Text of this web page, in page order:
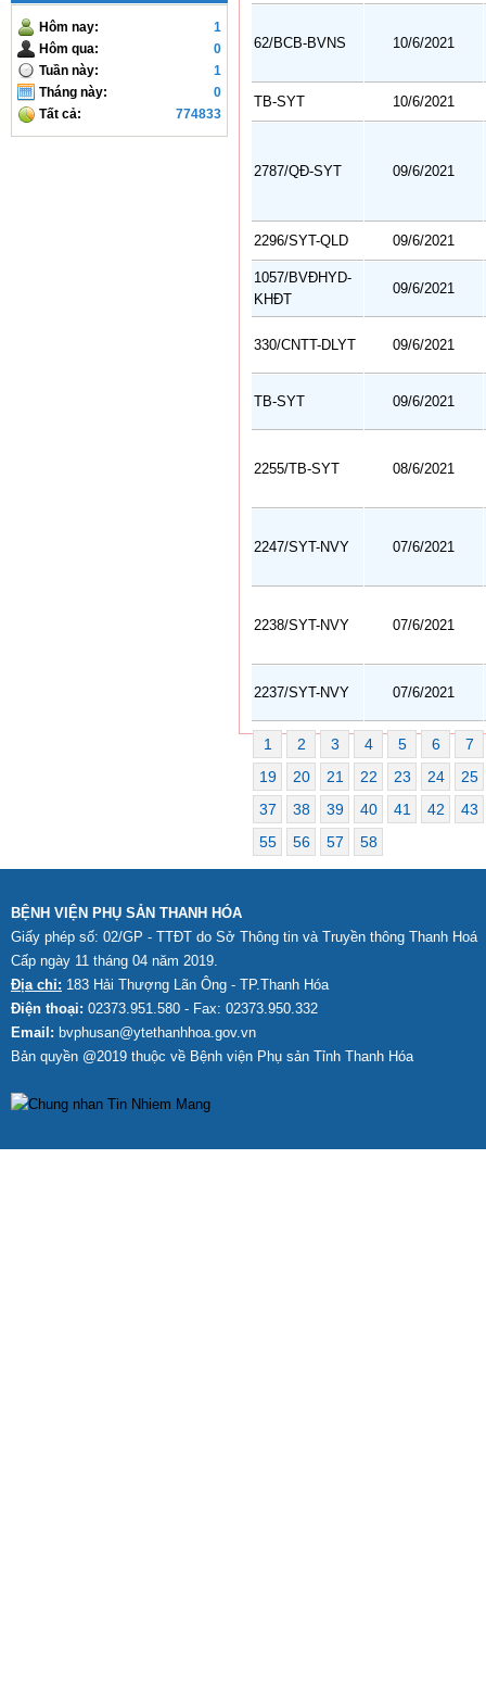
Hôm nay:
1
Hôm qua:
0
Tuần này:
1
Tháng này:
0
Tất cả:
774833
62/BCB-BVNS 10/6/2021
TB-SYT 10/6/2021
2787/QĐ-SYT 09/6/2021
2296/SYT-QLD 09/6/2021
1057/BVĐHYD-
KHĐT
09/6/2021
330/CNTT-DLYT 09/6/2021
TB-SYT 09/6/2021
2255/TB-SYT 08/6/2021
2247/SYT-NVY 07/6/2021
2238/SYT-NVY 07/6/2021
2237/SYT-NVY 07/6/2021
1 2 3 4 5 6
7
19
20 21 22 23 24
25
37
38 39 40 41 42
43
55
56 57 58
BỆNH VIỆN PHỤ SẢN THANH HÓA
Giấy phép số: 02/GP - TTĐT do Sở Thông tin và Truyền thông Thanh Hoá
Cấp ngày 11 tháng 04 năm 2019.
Địa chỉ: 183 Hải Thượng Lãn Ông - TP.Thanh Hóa
Điện thoại: 02373.951.580 - Fax: 02373.950.332
Email: bvphusan@ytethanhhoa.gov.vn
Bản quyền @2019 thuộc về Bệnh viện Phụ sản Tỉnh Thanh Hóa